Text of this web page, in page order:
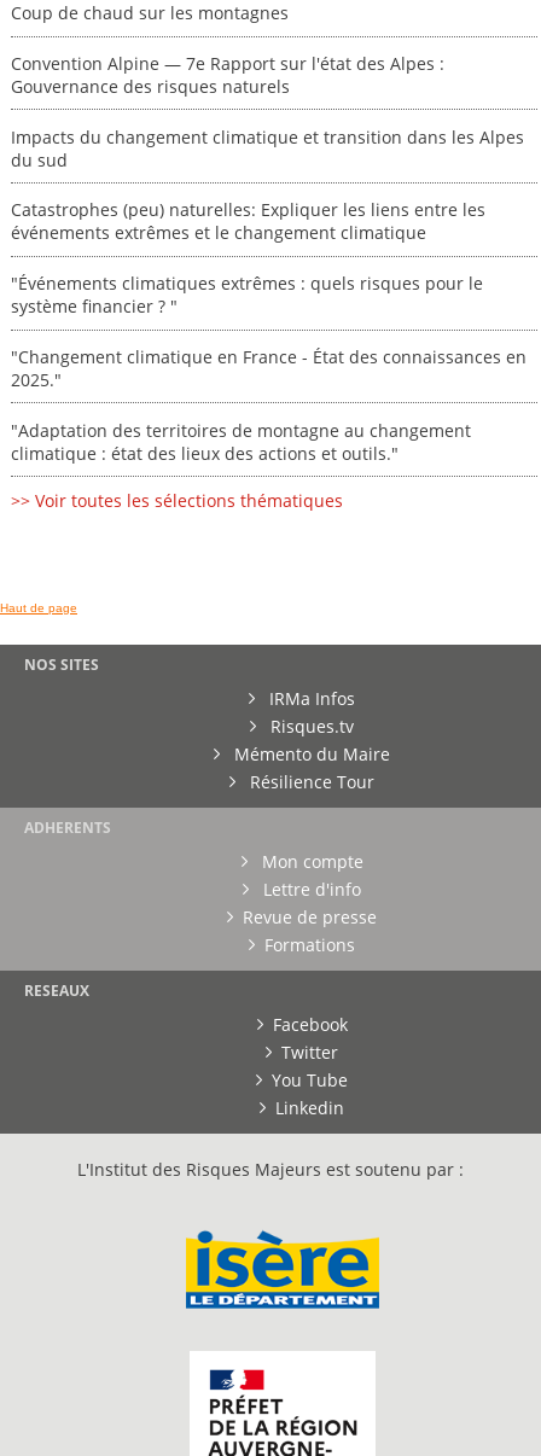
Coup de chaud sur les montagnes
Convention Alpine — 7e Rapport sur l'état des Alpes :
Gouvernance des risques naturels
Impacts du changement climatique et transition dans les Alpes
du sud
Catastrophes (peu) naturelles: Expliquer les liens entre les
événements extrêmes et le changement climatique
"Événements climatiques extrêmes : quels risques pour le
système financier ? "
"Changement climatique en France - État des connaissances en
2025."
"Adaptation des territoires de montagne au changement
climatique : état des lieux des actions et outils."
>> Voir toutes les sélections thématiques
Haut de page
NOS SITES
IRMa Infos
Risques.tv
Mémento du Maire
Résilience Tour
ADHERENTS
Mon compte
Lettre d'info
Revue de presse
Formations
RESEAUX
Facebook
Twitter
You Tube
Linkedin
L'Institut des Risques Majeurs est soutenu par :